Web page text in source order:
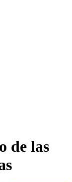
de las